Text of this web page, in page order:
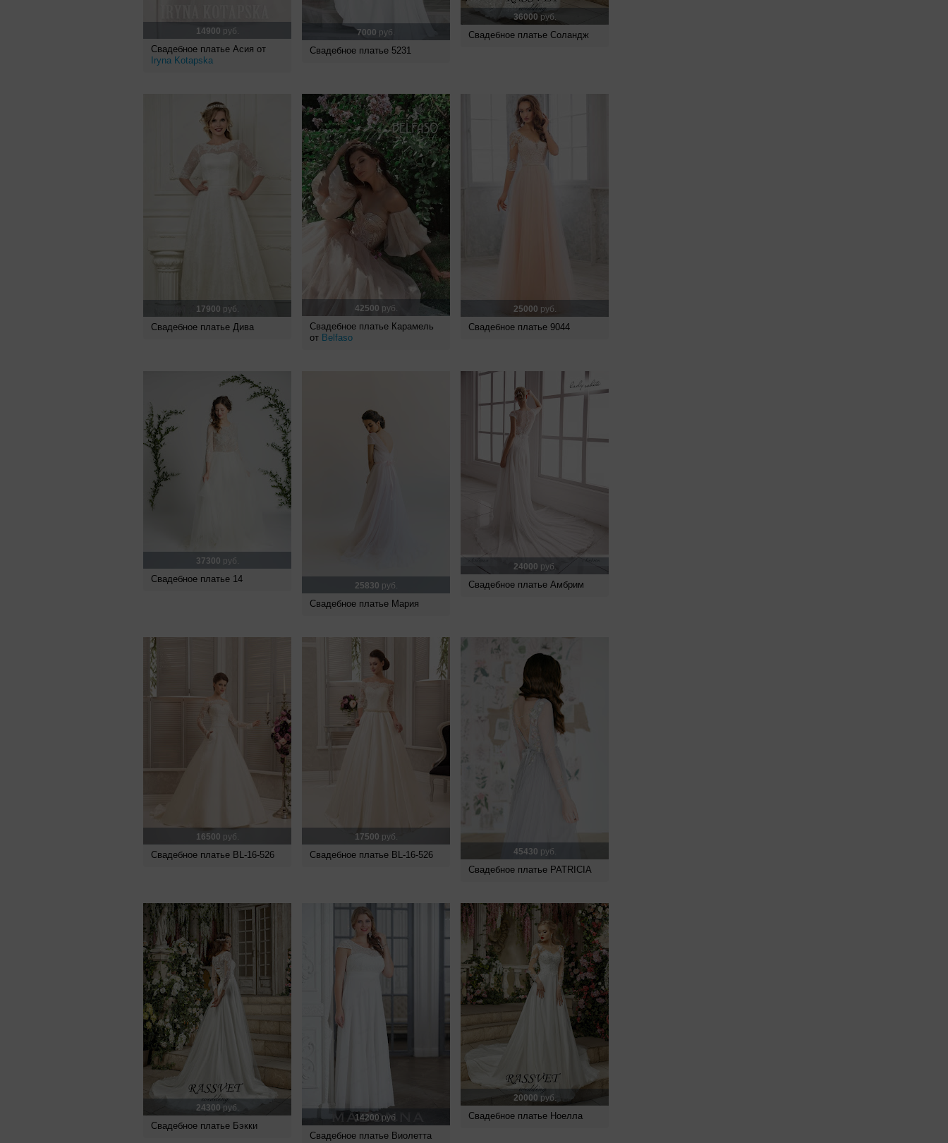
14900 руб.
Свадебное платье Асия от
Iryna Kotapska
7000 руб.
Свадебное платье 5231
36000 руб.
Свадебное платье Соландж
17900 руб.
Свадебное платье Дива
42500 руб.
Свадебное платье Карамель
от Belfaso
25000 руб.
Свадебное платье 9044
37300 руб.
Свадебное платье 14
25830 руб.
Свадебное платье Мария
24000 руб.
Свадебное платье Амбрим
16500 руб.
Свадебное платье BL-16-526
17500 руб.
Свадебное платье BL-16-526 45430 руб.
Свадебное платье PATRICIA
24300 руб.
Свадебное платье Бэкки
14200 руб.
Свадебное платье Виолетта
20000 руб.
Свадебное платье Ноелла